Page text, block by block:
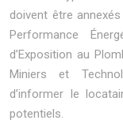
doivent être
Performance
d’Exposition au
Miniers et
d’informer le
potentiels.